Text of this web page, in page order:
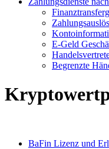
E-Geld
Begrenzte
BaFin Lizenz und